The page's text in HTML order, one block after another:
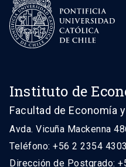
Instituto de
Facultad de Economía
Avda. Vicuña Mackenna
Teléfono: +56 2 2354 4303
Dirección de Postgrado: